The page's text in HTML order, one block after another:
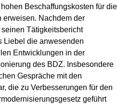
Beschaffungskosten für die
erweisen. Nachdem der
Tätigkeitsbericht
Liebel die anwesenden
Entwicklungen in der
des BDZ. Insbesondere
Gespräche mit den
die zu Verbesserungen für den
geführt